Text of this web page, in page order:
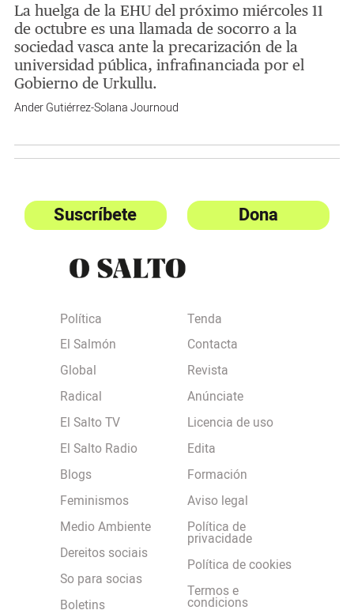
La huelga de la EHU del próximo miércoles 11
de octubre es una llamada de socorro a la
sociedad vasca ante la precarización de la
universidad pública, infrafinanciada por el
Gobierno de Urkullu.
Ander Gutiérrez-Solana Journoud
Suscríbete Dona
Política
El Salmón
Global
Radical
El Salto TV
El Salto Radio
Blogs
Feminismos
Medio Ambiente
Dereitos sociais
So para socias
Boletins
Tenda
Contacta
Revista
Anúnciate
Licencia de uso
Edita
Formación
Aviso legal
Política de
privacidade
Política de cookies
Termos e
condicions